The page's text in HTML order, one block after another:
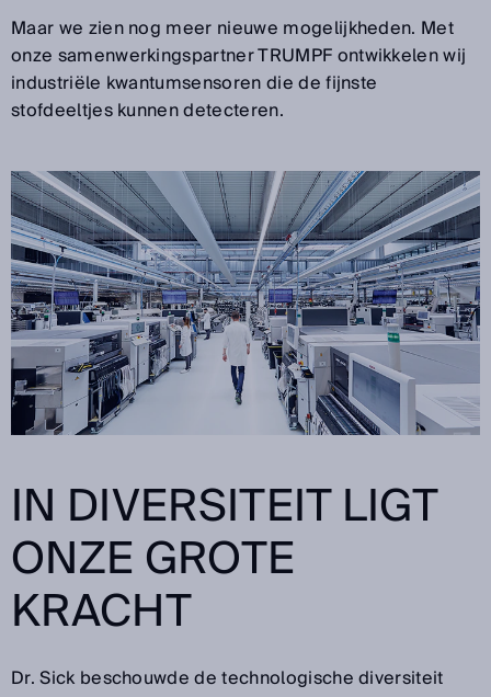
Maar we zien nog meer nieuwe mogelijkheden. Met
onze samenwerkingspartner TRUMPF ontwikkelen wij
industriële kwantumsensoren die de fijnste
stofdeeltjes kunnen detecteren.
IN DIVERSITEIT LIGT
ONZE GROTE
KRACHT
Dr. Sick beschouwde de technologische diversiteit